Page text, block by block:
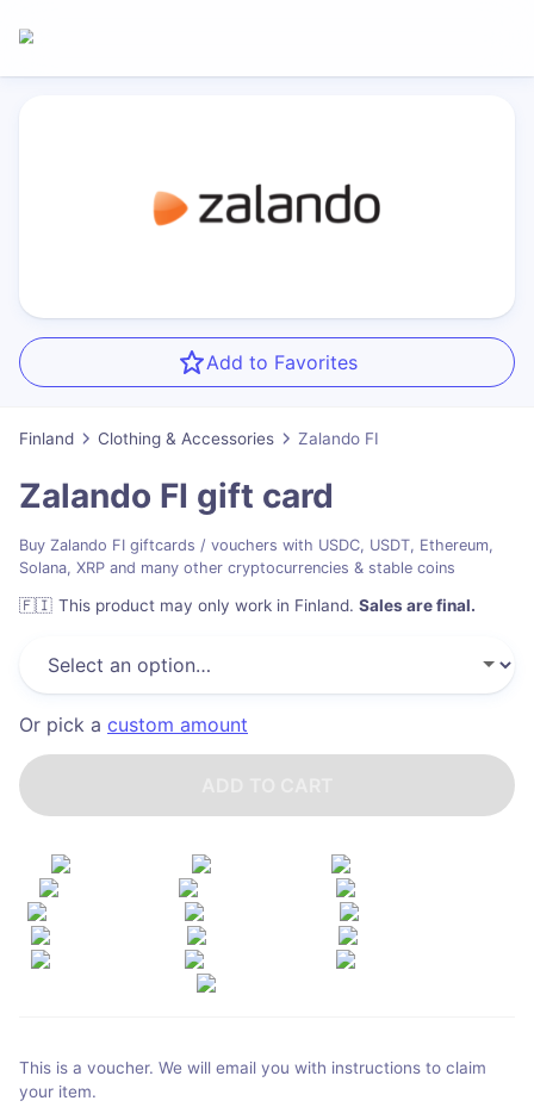
Add to Favorites
Finland Clothing & Accessories Zalando FI
Zalando FI gift card
Buy Zalando FI giftcards / vouchers with USDC, USDT, Ethereum,
Solana, XRP and many other cryptocurrencies & stable coins
🇫🇮 This product may only work in Finland. Sales are final.
Or pick a custom amount
This is a voucher. We will email you with instructions to claim
your item.